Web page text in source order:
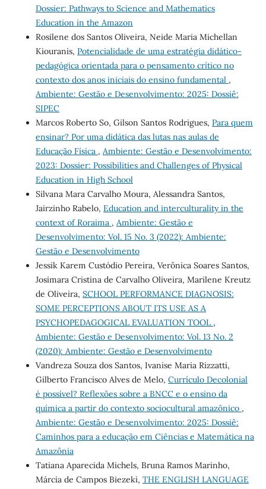
Dossier: Pathways to Science and Mathematics
Education in the Amazon
Rosilene dos Santos Oliveira, Neide Maria Michellan
Kiouranis, Potencialidade de uma estratégia didático-
pedagógica orientada para o pensamento crítico no
contexto dos anos iniciais do ensino fundamental ,
Ambiente: Gestão e Desenvolvimento: 2025: Dossiê:
SIPEC
Marcos Roberto So, Gilson Santos Rodrigues, Para quem
ensinar? Por uma didática das lutas nas aulas de
Educação Física , Ambiente: Gestão e Desenvolvimento:
2023: Dossier: Possibilities and Challenges of Physical
Education in High School
Silvana Mara Carvalho Moura, Alessandra Santos,
Jairzinho Rabelo, Education and interculturality in the
context of Roraima , Ambiente: Gestão e
Desenvolvimento: Vol. 15 No. 3 (2022): Ambiente:
Gestão e Desenvolvimento
Jessik Karem Custódio Pereira, Verônica Soares Santos,
Josimara Cristina de Carvalho Oliveira, Marilene Kreutz
de Oliveira, SCHOOL PERFORMANCE DIAGNOSIS:
SOME PERCEPTIONS ABOUT ITS USE AS A
PSYCHOPEDAGOGICAL EVALUATION TOOL ,
Ambiente: Gestão e Desenvolvimento: Vol. 13 No. 2
(2020): Ambiente: Gestão e Desenvolvimento
Vandreza Souza dos Santos, Ivanise Maria Rizzatti,
Gilberto Francisco Alves de Melo, Currículo Decolonial
é possível? Reflexões sobre a BNCC e o ensino da
química a partir do contexto sociocultural amazônico ,
Ambiente: Gestão e Desenvolvimento: 2025: Dossiê:
Caminhos para a educação em Ciências e Matemática na
Amazônia
Tatiana Aparecida Michels, Bruna Ramos Marinho,
Márcia de Campos Biezeki, THE ENGLISH LANGUAGE